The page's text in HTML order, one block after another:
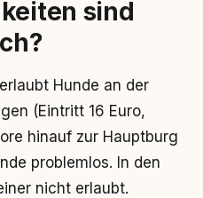
sind
Hunde an der
(Eintritt 16 Euro,
hinauf zur Hauptburg
problemlos. In den
nicht erlaubt.